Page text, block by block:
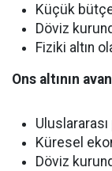
Küçük
Döviz
Fiziki altın
Ons altının
Küresel
Döviz